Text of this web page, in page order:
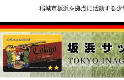
稲城市坂浜を拠点に活動する